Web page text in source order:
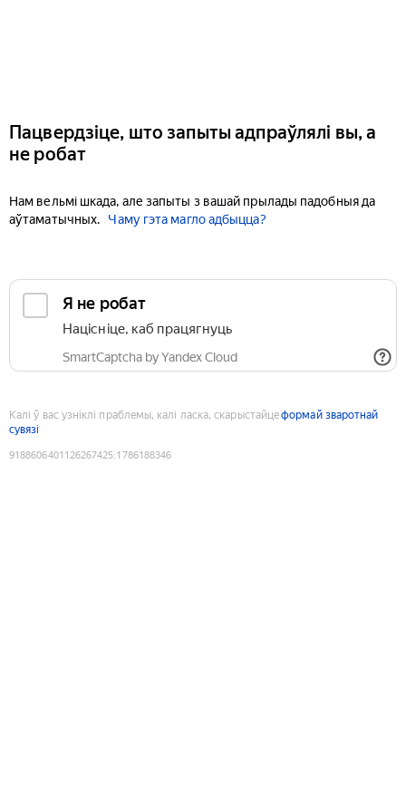
Пацвердзіце, што запыты адпраўлялі вы, а
не робат
Нам вельмі шкада, але запыты з вашай прылады падобныя да
аўтаматычных.
Чаму гэта магло адбыцца?
Я не робат
Націсніце, каб працягнуць
SmartCaptcha by Yandex Cloud
Калі ў вас узніклі праблемы, калі ласка, скарыстайцеформай зваротнай
сувязі
9188606401126267425:1786188346